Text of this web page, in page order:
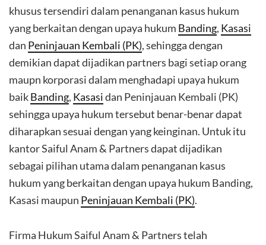
khusus tersendiri dalam penanganan kasus hukum
yang berkaitan dengan upaya hukum Banding, Kasasi
dan Peninjauan Kembali (PK), sehingga dengan
demikian dapat dijadikan partners bagi setiap orang
maupn korporasi dalam menghadapi upaya hukum
baikBanding, Kasasidan Peninjauan Kembali (PK)
sehingga upaya hukum tersebut benar-benar dapat
diharapkan sesuai dengan yang keinginan. Untuk itu
kantor Saiful Anam & Partners dapat dijadikan
sebagai pilihan utama dalam penanganan kasus
hukum yang berkaitan dengan upaya hukum Banding,
Kasasi maupun Peninjauan Kembali (PK).
Firma Hukum Saiful Anam & Partners telah